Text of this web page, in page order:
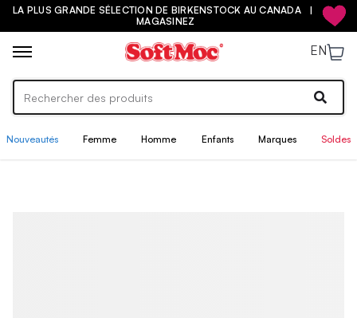
PLUS GRANDE SÉLECTION DE BIRKENSTOCK AU CANADA |
MAGASINEZ
EN
Nouveautés Femme Homme Enfants Marques Soldes